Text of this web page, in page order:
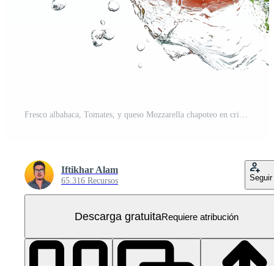
Fresco albahaca, Tomates, y queso Mozzarella chapoteo en cristal claro agua para un vibrante culinario mostrar, tomates albahaca y queso Mozzarella que cae con agua salpicaduras aislado en transparente PNG Gratis
Iftikhar Alam
65.316 Recursos Seguir
Descarga gratuitaRequiere atribución